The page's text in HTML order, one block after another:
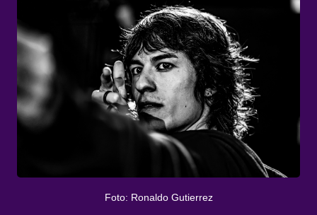
Foto: Ronaldo Gutierrez